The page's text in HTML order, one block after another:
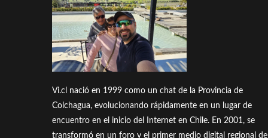
Vi.cl nació en 1999 como un chat de la Provincia de
Colchagua, evolucionando rápidamente en un lugar de
encuentro en el inicio del Internet en Chile. En 2001, se
transformó en un foro y el primer medio digital regional de